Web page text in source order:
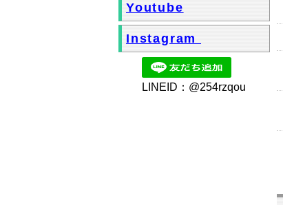
Youtube
Instagram
LINEID：@254rzqou